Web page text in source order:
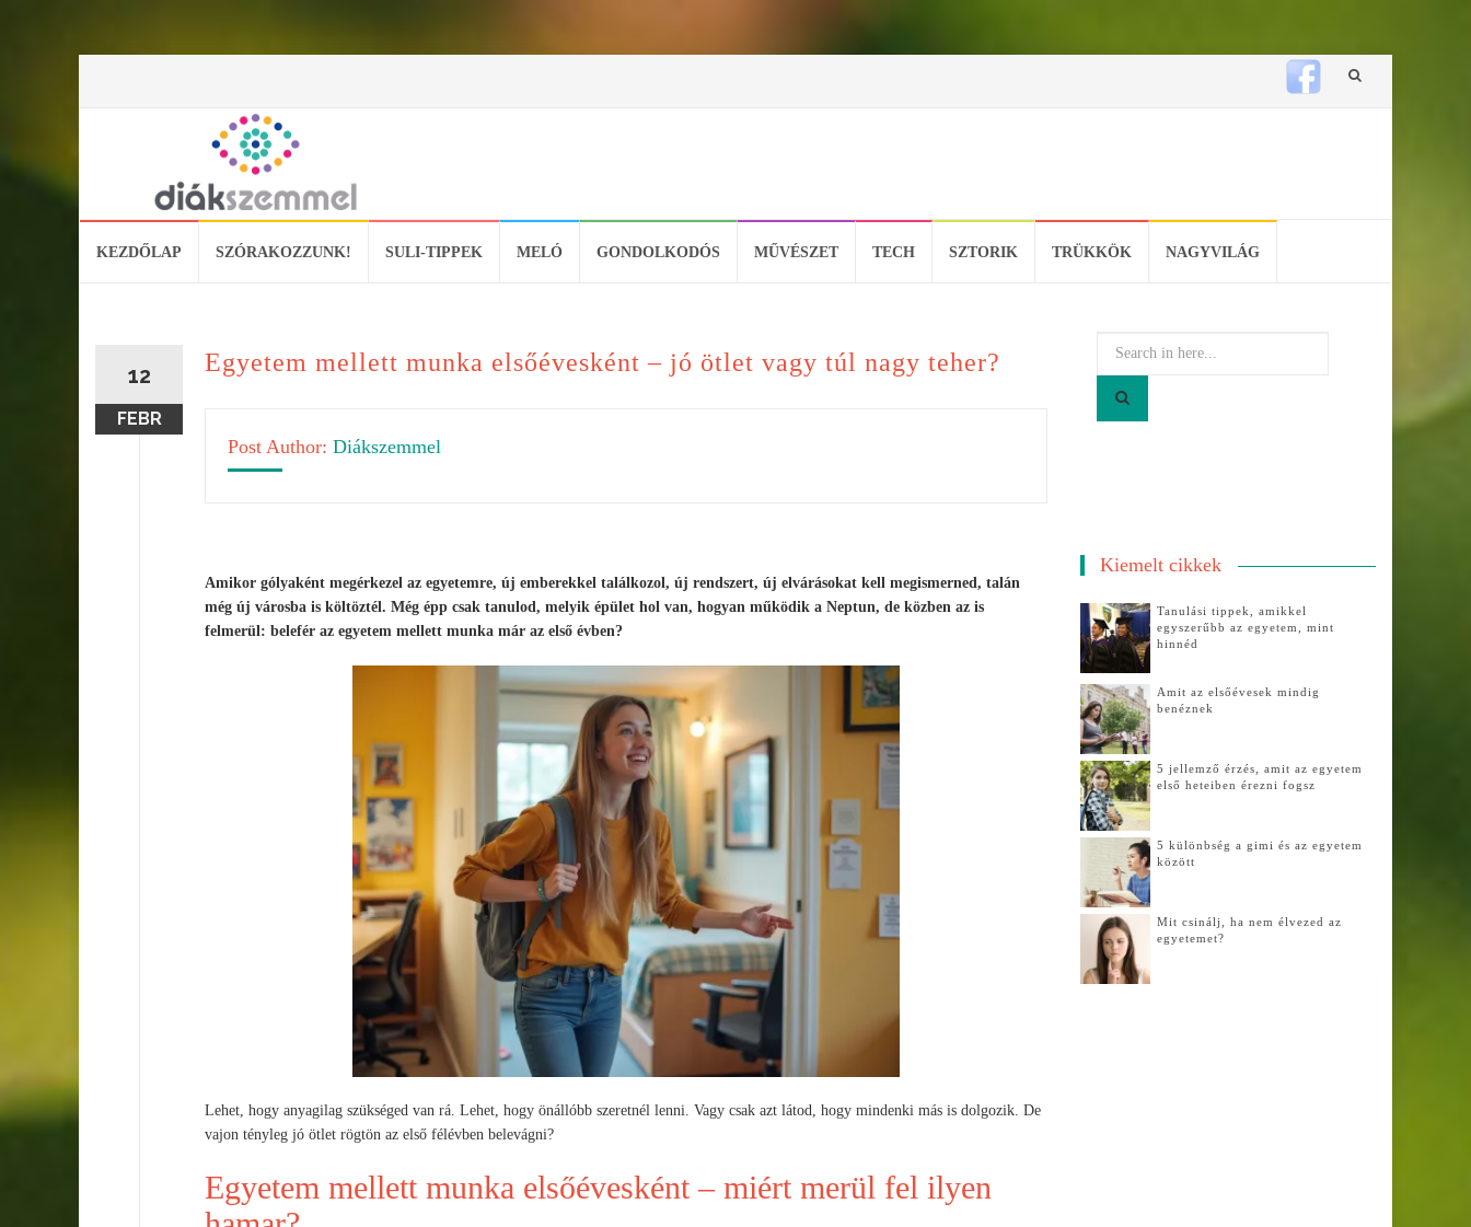
Skip
KEZDŐLAP SZÓRAKOZZUNK! SULI-TIPPEK MELÓ GONDOLKODÓS MŰVÉSZET TECH SZTORIK TRÜKKÖK NAGYVILÁG
12
FEBR
Egyetem mellett munka elsőévesként – jó ötlet vagy túl nagy teher?
Post Author: Diákszemmel
Amikor gólyaként megérkezel az egyetemre, új emberekkel találkozol, új rendszert, új elvárásokat kell megismerned, talán
még új városba is költöztél. Még épp csak tanulod, melyik épület hol van, hogyan működik a Neptun, de közben az is
felmerül: belefér az egyetem mellett munka már az első évben?
Lehet, hogy anyagilag szükséged van rá. Lehet, hogy önállóbb szeretnél lenni. Vagy csak azt látod, hogy mindenki más is dolgozik. De
vajon tényleg jó ötlet rögtön az első félévben belevágni?
Egyetem mellett munka elsőévesként – miért merül fel ilyen
Kiemelt cikkek
Tanulási tippek, amikkel
egyszerűbb az egyetem, mint
hinnéd
Amit az elsőévesek mindig
benéznek
5 jellemző érzés, amit az egyetem
első heteiben érezni fogsz
5 különbség a gimi és az egyetem
között
Mit csinálj, ha nem élvezed az
egyetemet?